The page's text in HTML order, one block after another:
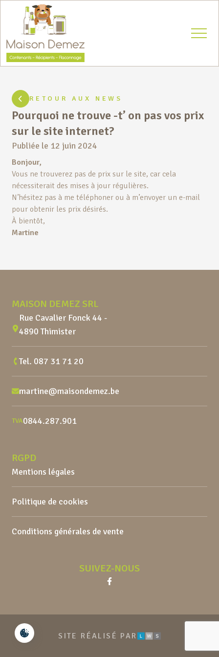
RETOUR AUX NEWS
Pourquoi ne trouve -t’ on pas vos prix
sur le site internet?
Publiée le 12 juin 2024
Bonjour,
Vous ne trouverez pas de prix sur le site, car cela
nécessiterait des mises à jour régulières.
N’hésitez pas à me téléphoner ou à m’envoyer un e-mail
pour obtenir les prix désirés.
À bientôt,
Martine
MAISON DEMEZ SRL
Rue Cavalier Fonck 44 -
4890 Thimister
Tel. 087 31 71 20
martine@maisondemez.be
TVA0844.287.901
RGPD
Mentions légales
Politique de cookies
Conditions générales de vente
SUIVEZ-NOUS
Facebook
SITE RÉALISÉ PARLWS